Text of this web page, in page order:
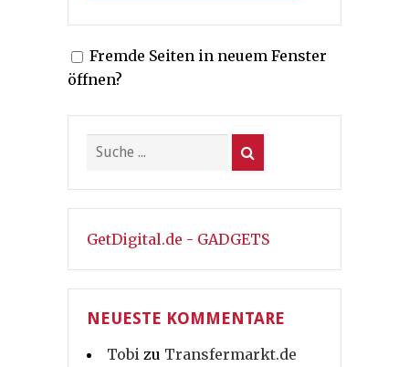
Fremde Seiten in neuem Fenster
öffnen?
GetDigital.de - GADGETS
NEUESTE KOMMENTARE
Tobi zu Transfermarkt.de